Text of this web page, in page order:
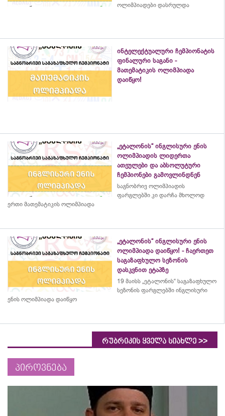
ოლიმპიადები დასრულდა
ინტელექტუალური ჩემპიონატის
ფინალური საგანი -
მათემატიკის ოლიმპიადა
დაიწყო!
„ეტალონის“ ინგლისური ენის
ოლიმპიადის ლიდერთა
ათეულები და აბსოლუტური
ჩემპიონები გამოვლინდნენ
საგნობრივ ოლიმპიადის
ფარგლებში კი დარჩა მხოლოდ
ერთი მათემატიკის ოლიმპიადა
„ეტალონის“ ინგლისური ენის
ოლიმპიადა დაიწყო! - ჩაერთეთ
საგაზაფხულო სეზონის
დასკვნით ეტაპზე
19 მაისს „ეტალონის“ საგაზაფხულო
სეზონის ფარგლებში ინგლისური
ენის ოლიმპიადა დაიწყო
რუბრიკის ყველა სიახლე >>
პიროვნება